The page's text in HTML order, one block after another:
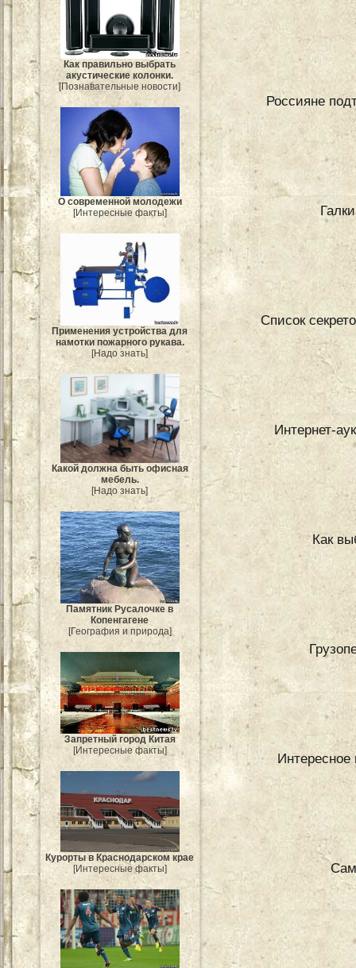
Как правильно выбрать
акустические колонки.
[Познавательные новости]
О современной молодежи
[Интересные факты]
Применения устройства для
намотки пожарного рукава.
[Надо знать]
Какой должна быть офисная
мебель.
[Надо знать]
Памятник Русалочке в
Копенгагене
[География и природа]
Запретный город Китая
[Интересные факты]
Курорты в Краснодарском крае
[Интересные факты]
Россияне
Список
Интернет-
Как
Интересное